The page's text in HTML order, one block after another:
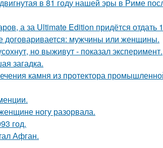
в 81 году нашей эры в Риме
а за Ultimate Edition придётся отдать
договаривается: мужчины или женщины.
но выживут - показал эксперимент.
загадка.
камня из протектора
ногу разорвала.
год.
Афган.